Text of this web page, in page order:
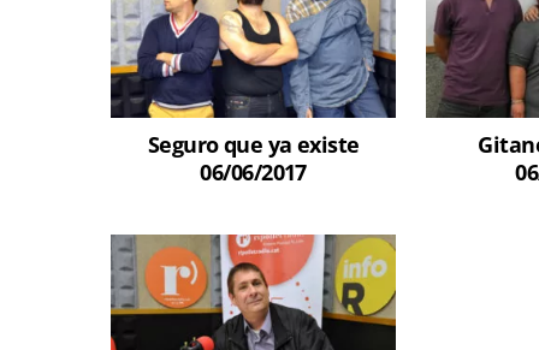
Seguro que ya existe
06/06/2017